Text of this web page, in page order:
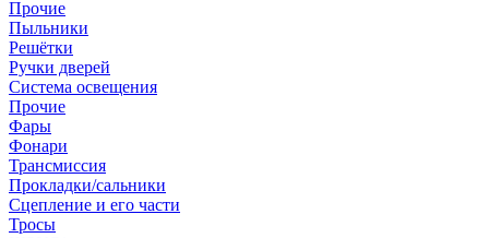
Прочие
Пыльники
Решётки
Ручки дверей
Система освещения
Прочие
Фары
Фонари
Трансмиссия
Прокладки/сальники
Сцепление и его части
Тросы